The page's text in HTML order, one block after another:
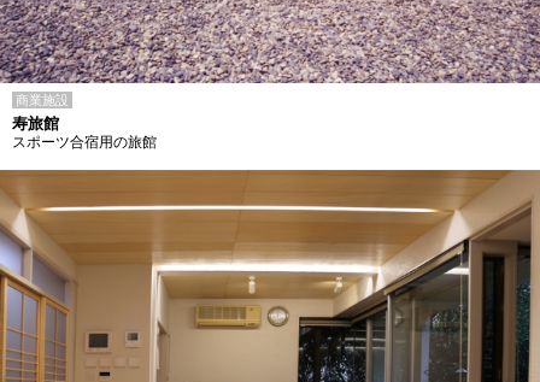
商業施設
寿旅館
スポーツ合宿用の旅館